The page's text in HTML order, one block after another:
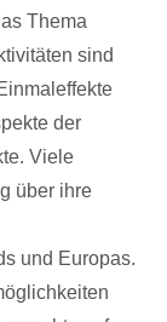
Thema
sind
der
Viele
über ihre
und Europas.